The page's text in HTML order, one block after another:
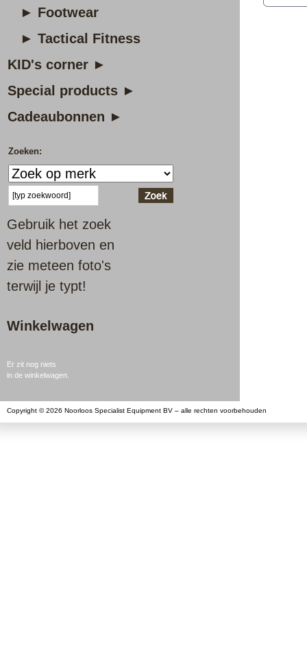
► Footwear
► Tactical Fitness
KID's corner ►
Special products ►
Cadeaubonnen ►
Zoeken:
Gebruik het zoek
veld hierboven en
zie meteen foto's
terwijl je typt!
Winkelwagen
Er zit nog niets
in de winkelwagen.
Copyright © 2026 Noorloos Specialist Equipment BV – alle rechten voorbehouden